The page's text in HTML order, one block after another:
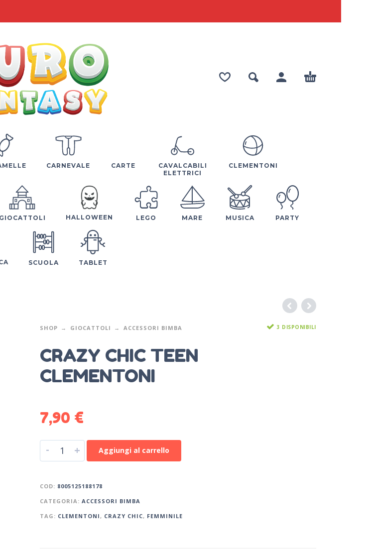
CARNEVALE CARTE
CAVALCABILI
ELETTRICI
CLEMENTONI
GIOCATTOLI HALLOWEEN LEGO MARE MUSICA PARTY
SCUOLA TABLET
SHOP GIOCATTOLI ACCESSORI BIMBA 3 DISPONIBILI
CRAZY CHIC TEEN
CLEMENTONI
7,90 €
- + Aggiungi al carrello
COD: 8005125188178
CATEGORIA: ACCESSORI BIMBA
TAG: CLEMENTONI, CRAZY CHIC, FEMMINILE